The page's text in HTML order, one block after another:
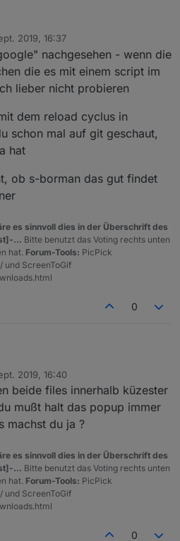
2019, 16:37
nachgesehen - wenn die
die es mit einem script im
lieber nicht probieren
dem reload cyclus in
schon mal auf git geschaut,
hat
ob s-borman das gut findet
es sinnvoll dies in der Überschrift des
... Bitte benutzt das Voting rechts unten
hat. Forum-Tools: PicPick
und ScreenToGif
0
2019, 16:40
beide files innerhalb küzester
mußt halt das popup immer
machst du ja ?
es sinnvoll dies in der Überschrift des
... Bitte benutzt das Voting rechts unten
hat. Forum-Tools: PicPick
und ScreenToGif
0